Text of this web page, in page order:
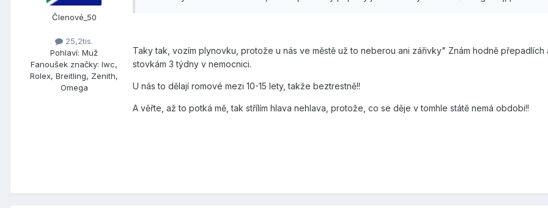
Členové_50
25,2tis.
Pohlaví: Muž
Fanoušek značky: Iwc,
Rolex, Breitling, Zenith,
Omega
Taky tak, vozím plynovku, protože u nás ve městě už to neberou ani zářivky" Znám hodně přepadlích
stovkám 3 týdny v nemocnici.
U nás to dělají romové mezi 10-15 lety, takže beztrestně!!
A věřte, až to potká mě, tak střílím hlava nehlava, protože, co se děje v tomhle státě nemá obdobi!!